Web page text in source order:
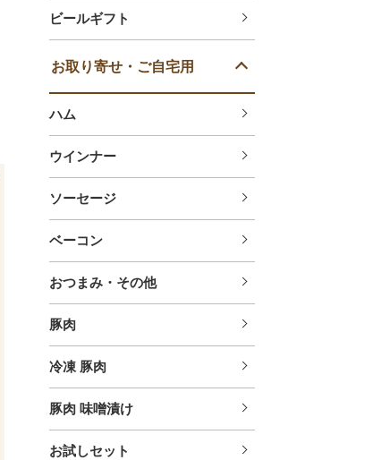
ビールギフト
お取り寄せ・ご自宅用
ハム
ウインナー
ソーセージ
ベーコン
おつまみ・その他
豚肉
冷凍 豚肉
豚肉 味噌漬け
お試しセット